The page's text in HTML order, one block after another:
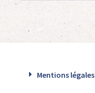
Mentions légales